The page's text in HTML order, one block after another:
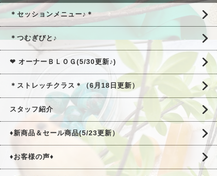
＊セッションメニュー♪＊
＊つむぎびと♪
❤ オーナーＢＬＯＧ(5/30更新♪)
＊ストレッチクラス＊（6月18日更新）
スタッフ紹介
♦新商品＆セール商品(5/23更新）
♦お客様の声♦